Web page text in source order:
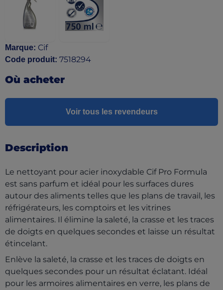
Marque: Cif
Code produit: 7518294
Où acheter
Voir tous les revendeurs
Description
Le nettoyant pour acier inoxydable Cif Pro Formula
est sans parfum et idéal pour les surfaces dures
autour des aliments telles que les plans de travail, les
réfrigérateurs, les comptoirs et les vitrines
alimentaires. Il élimine la saleté, la crasse et les traces
de doigts en quelques secondes et laisse un résultat
étincelant.
Enlève la saleté, la crasse et les traces de doigts en
quelques secondes pour un résultat éclatant. Idéal
pour les armoires alimentaires en verre, les plans de